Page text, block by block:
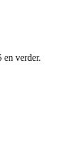
en verder.